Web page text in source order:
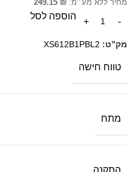
מחיר ללא מע״מ: 249.15 ₪
הוספה לסל
מק”ט: XS612B1PBL2
טווח חישה
מתח
התקנה